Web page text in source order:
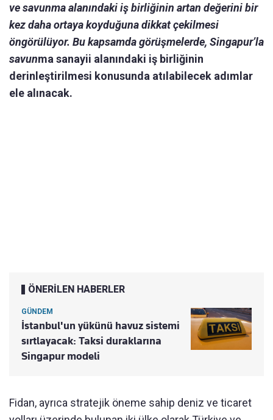
ve savunma alanındaki iş birliğinin artan değerini bir
kez daha ortaya koyduğuna dikkat çekilmesi
öngörülüyor. Bu kapsamda görüşmelerde, Singapur’la
savunma sanayii alanındaki iş birliğinin
derinleştirilmesi konusunda atılabilecek adımlar
ele alınacak.
ÖNERİLEN HABERLER
GÜNDEM
İstanbul'un yükünü havuz sistemi
sırtlayacak: Taksi duraklarına
Singapur modeli
Fidan, ayrıca stratejik öneme sahip deniz ve ticaret